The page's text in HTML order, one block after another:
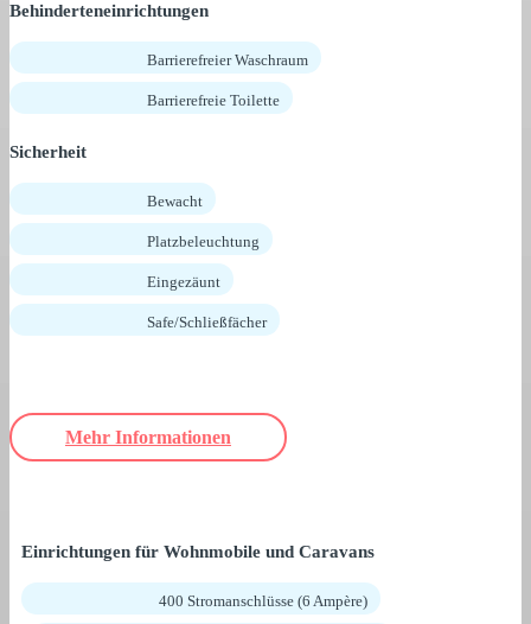
Behinderteneinrichtungen
Barrierefreier Waschraum
Barrierefreie Toilette
Sicherheit
Bewacht
Platzbeleuchtung
Eingezäunt
Safe/Schließfächer
Mehr Informationen
Einrichtungen für Wohnmobile und Caravans
400 Stromanschlüsse (6 Ampère)